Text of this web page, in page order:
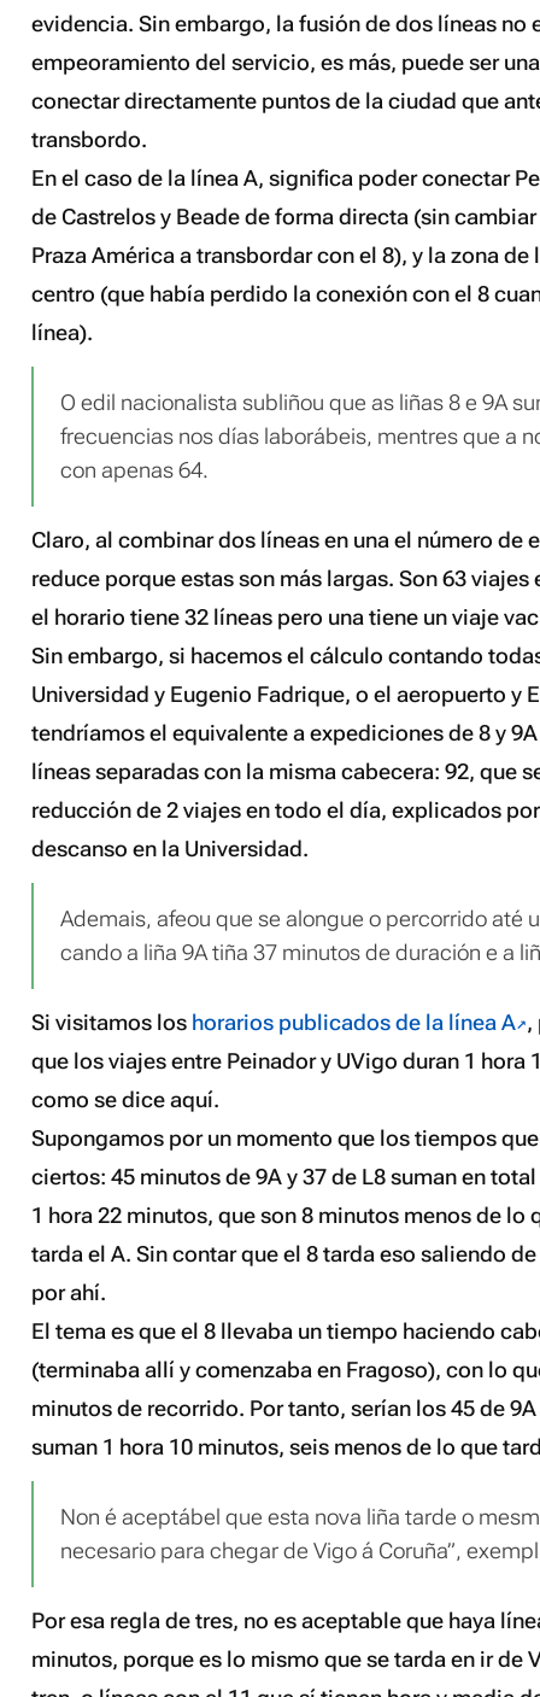
evidencia. Sin embargo, la fusión de dos líneas no
empeoramiento del servicio, es más, puede ser
conectar directamente puntos de la ciudad que
transbordo.
En el caso de la línea A, significa poder conectar
de Castrelos y Beade de forma directa (sin
Praza América a transbordar con el 8), y la zona
centro (que había perdido la conexión con el 8
línea).
O edil nacionalista subliñou que as liñas 8 e 9A
frecuencias nos días laborábeis, mentres que a
con apenas 64.
Claro, al combinar dos líneas en una el número de
reduce porque estas son más largas. Son 63
el horario tiene 32 líneas pero una tiene un viaje
Sin embargo, si hacemos el cálculo contando
Universidad y Eugenio Fadrique, o el aeropuerto y
tendríamos el equivalente a expediciones de 8 y
líneas separadas con la misma cabecera: 92, que
reducción de 2 viajes en todo el día, explicados
descanso en la Universidad.
Ademais, afeou que se alongue o percorrido até
cando a liña 9A tiña 37 minutos de duración e a
Si visitamos los horarios publicados de la línea A ,
que los viajes entre Peinador y UVigo duran 1 hora
como se dice aquí.
Supongamos por un momento que los tiempos
ciertos: 45 minutos de 9A y 37 de L8 suman en
1 hora 22 minutos, que son 8 minutos menos de lo
tarda el A. Sin contar que el 8 tarda eso saliendo
por ahí.
El tema es que el 8 llevaba un tiempo haciendo
(terminaba allí y comenzaba en Fragoso), con lo
minutos de recorrido. Por tanto, serían los 45 de
suman 1 hora 10 minutos, seis menos de lo que
Non é aceptábel que esta nova liña tarde o
necesario para chegar de Vigo á Coruña”,
Por esa regla de tres, no es aceptable que haya
minutos, porque es lo mismo que se tarda en ir de